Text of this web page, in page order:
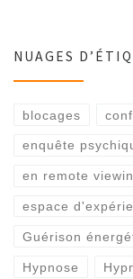
NUAGES
blocages
enquête
en remote
espace
Guérison
Hypnose